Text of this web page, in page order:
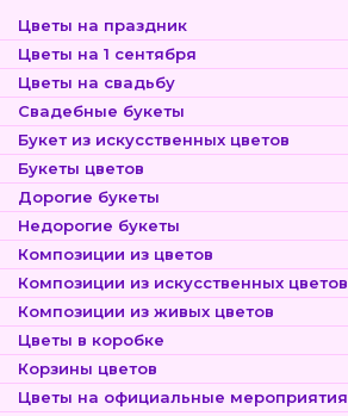
Цветы на праздник
Цветы на 1 сентября
Цветы на свадьбу
Свадебные букеты
Букет из искусственных цветов
Букеты цветов
Дорогие букеты
Недорогие букеты
Композиции из цветов
Композиции из искусственных цветов
Композиции из живых цветов
Цветы в коробке
Корзины цветов
Цветы на официальные мероприятия